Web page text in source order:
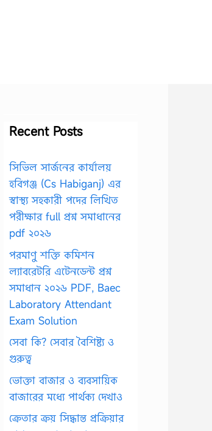
Recent Posts
সিভিল সার্জনের কার্যালয়
হবিগঞ্জ (Cs Habiganj) এর
স্বাস্থ্য সহকারী পদের লিখিত
পরীক্ষার full প্রশ্ন সমাধানের
pdf ২০২৬
পরমাণু শক্তি কমিশন
ল্যাবরেটরি এটেনডেন্ট প্রশ্ন
সমাধান ২০২৬ PDF, Baec
Laboratory Attendant
Exam Solution
সেবা কি? সেবার বৈশিষ্ট্য ও
গুরুত্ব
ভোক্তা বাজার ও ব্যবসায়িক
বাজারের মধ্যে পার্থক্য দেখাও
ক্রেতার ক্রয় সিদ্ধান্ত প্রক্রিয়ার